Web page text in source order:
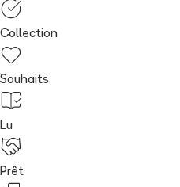
Collection
Souhaits
Lu
Prêt